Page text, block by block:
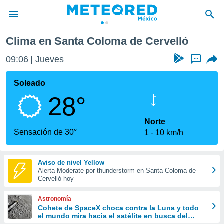
de
ha sido
calidad.
a este
las
y
forma
digital
basada
Clima en Santa Coloma de Cervelló
09:06 Jueves ...
Soleado
28°
Sensación de 30°
Norte
1
10 km/h
Aviso de nivel Yellow
Alerta Moderate por thunderstorm en Santa Coloma de
Cervelló hoy
Astronomía
Cohete de SpaceX choca contra la Luna y todo
el mundo mira hacia el satélite en busca del